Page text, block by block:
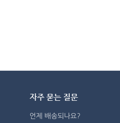
자주 묻는 질문
언제 배송되나요?